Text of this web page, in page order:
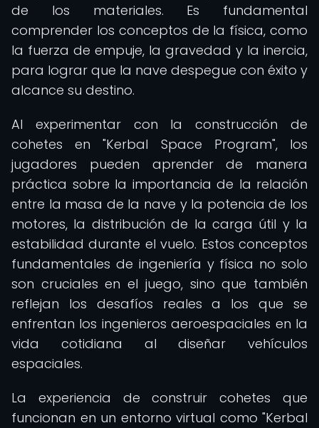
de los materiales. Es fundamental
comprender los conceptos de la física, como
la fuerza de empuje, la gravedad y la inercia,
para lograr que la nave despegue con éxito y
alcance su destino.
Al experimentar con la construcción de
cohetes en "Kerbal Space Program", los
jugadores pueden aprender de manera
práctica sobre la importancia de la relación
entre la masa de la nave y la potencia de los
motores, la distribución de la carga útil y la
estabilidad durante el vuelo. Estos conceptos
fundamentales de ingeniería y física no solo
son cruciales en el juego, sino que también
reflejan los desafíos reales a los que se
enfrentan los ingenieros aeroespaciales en la
vida cotidiana al diseñar vehículos
espaciales.
La experiencia de construir cohetes que
funcionan en un entorno virtual como "Kerbal